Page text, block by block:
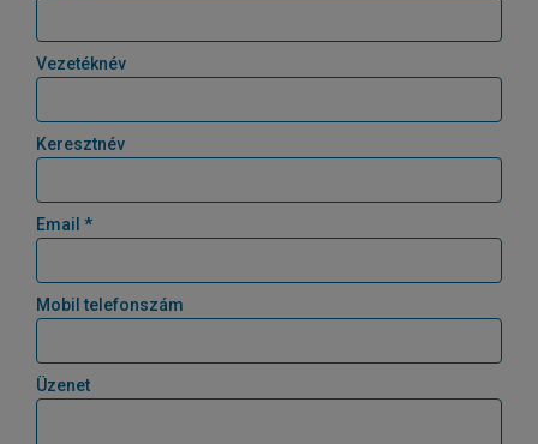
Vezetéknév
Keresztnév
Email *
Mobil telefonszám
Üzenet